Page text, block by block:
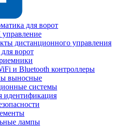
для ворот
дистанционного управления
ворот
и Bluetooth контроллеры
выносные
системы
идентификация
лампы